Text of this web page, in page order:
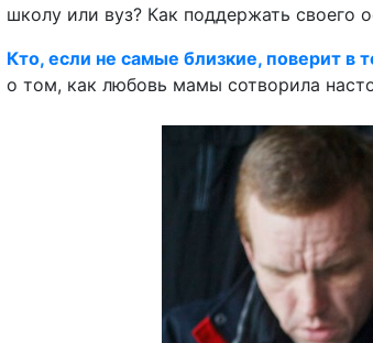
школу или вуз? Как поддержать своего
Кто, если не самые близкие, поверит в
о том, как любовь мамы сотворила